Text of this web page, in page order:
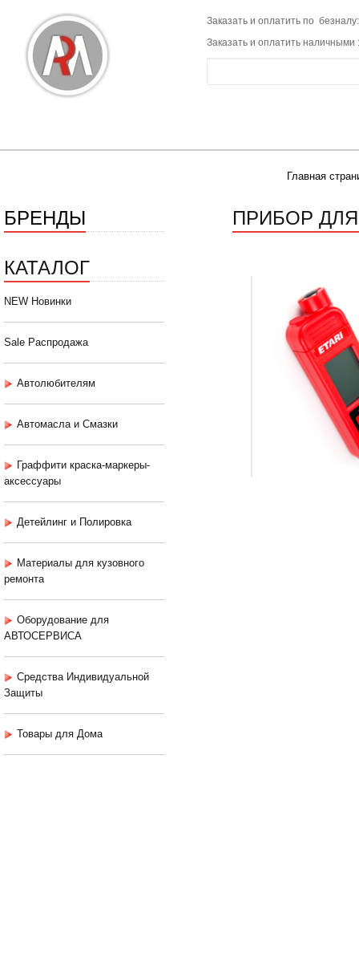
Заказать и оплатить по
Заказать и оплатить наличными
Главная
БРЕНДЫ
КАТАЛОГ
NEW Новинки
Sale Распродажа
Автолюбителям
Автомасла и Смазки
Граффити краска-маркеры-
аксессуары
Детейлинг и Полировка
Материалы для кузовного
ремонта
Оборудование для
АВТОСЕРВИСА
Средства Индивидуальной
Защиты
Товары для Дома
ПРИБОР